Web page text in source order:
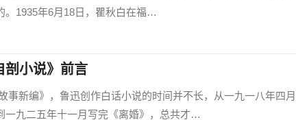
。1935年6月18日，瞿秋白在福…
剖小说》前言
》，鲁迅创作白话小说的时间并不长，从一九一八年四月
一九二五年十一月写完《离婚》，总共才…